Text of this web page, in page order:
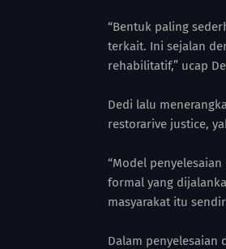
“Bentuk paling
terkait. Ini sejalan
rehabilitatif,” ucap
Dedi lalu
restorarive justice,
“Model
formal yang
masyarakat itu
Dalam penyelesaian